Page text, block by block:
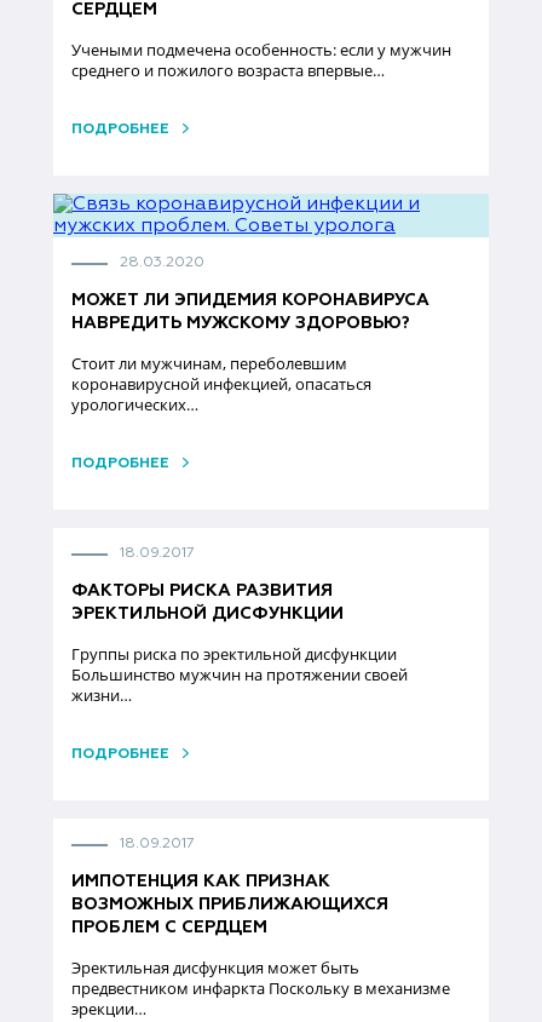
СЕРДЦЕМ
Учеными подмечена особенность: если у мужчин
среднего и пожилого возраста впервые…
ПОДРОБНЕЕ
28.03.2020
МОЖЕТ ЛИ ЭПИДЕМИЯ КОРОНАВИРУСА
НАВРЕДИТЬ МУЖСКОМУ ЗДОРОВЬЮ?
Стоит ли мужчинам, переболевшим
коронавирусной инфекцией, опасаться
урологических…
ПОДРОБНЕЕ
18.09.2017
ФАКТОРЫ РИСКА РАЗВИТИЯ
ЭРЕКТИЛЬНОЙ ДИСФУНКЦИИ
Группы риска по эректильной дисфункции
Большинство мужчин на протяжении своей
жизни…
ПОДРОБНЕЕ
18.09.2017
ИМПОТЕНЦИЯ КАК ПРИЗНАК
ВОЗМОЖНЫХ ПРИБЛИЖАЮЩИХСЯ
ПРОБЛЕМ С СЕРДЦЕМ
Эректильная дисфункция может быть
предвестником инфаркта Поскольку в механизме
эрекции…